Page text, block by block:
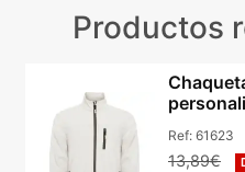
Productos
Ref: 61623
13,89€